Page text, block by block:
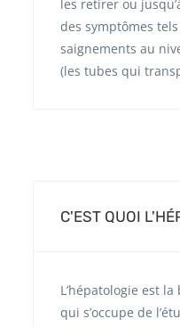
les retirer ou
des symptômes
saignements au
(les tubes qui
C'EST QUOI
L’hépatologie est
qui s’occupe de